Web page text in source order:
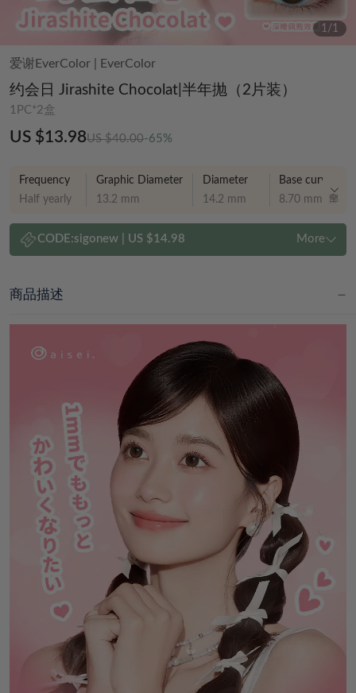
1 / 1
爱谢EverColor EverColor
约会日 Jirashite Chocolat|半年抛（2片装）
1PC*2盒
US $13.98US $40.00-65%
Frequency
Half yearly
Graphic Diameter
13.2 mm
Diameter
14.2 mm
Base curve
8.70 mm
CODE:sigonew| US $14.98 More
商品描述